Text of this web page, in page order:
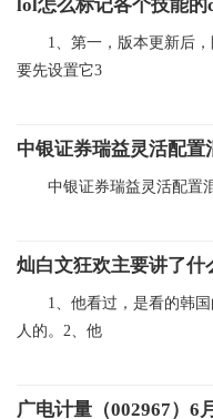
lol怎么标记各个技能
1、第一，版本更新后
要先设置它3
中银证券瑞益灵活配置
中银证券瑞益灵活配置
灿白文狂欢主要讲了什
1、他看过，是看的韩
人的。2、他